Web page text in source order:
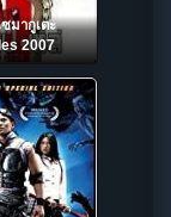
ซมากูเตะ
2007